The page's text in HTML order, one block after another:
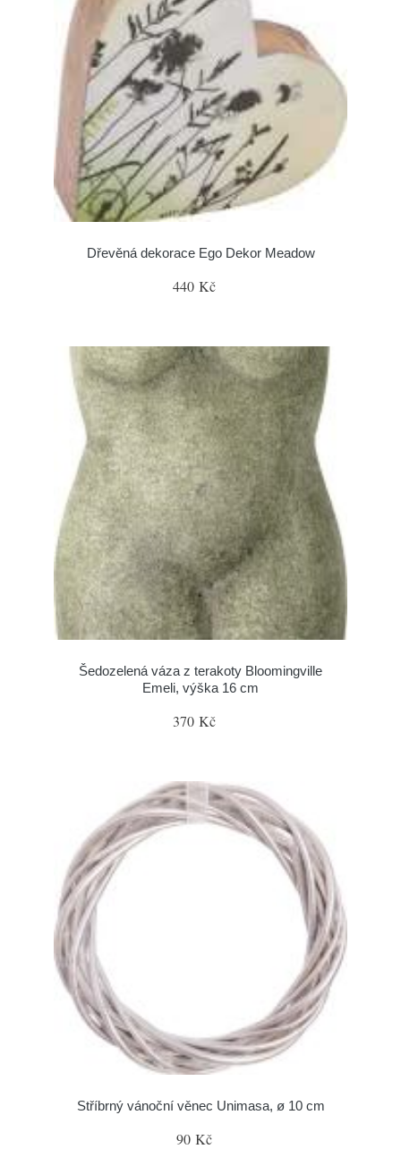
Dřevěná dekorace Ego Dekor Meadow
440 Kč
Šedozelená váza z terakoty Bloomingville
Emeli, výška 16 cm
370 Kč
Stříbrný vánoční věnec Unimasa, ø 10 cm
90 Kč